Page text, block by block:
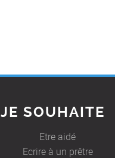
JE SOUHAITE
Etre aidé
Ecrire à un prêtre